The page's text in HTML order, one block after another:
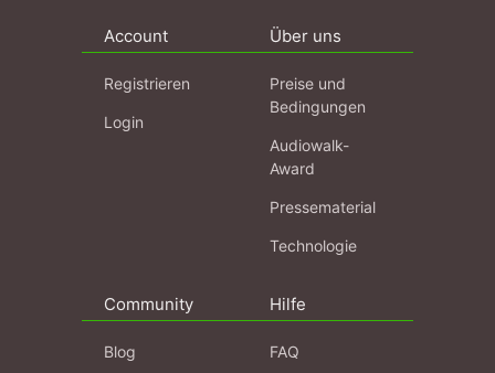
Account
Registrieren
Login
Über uns
Preise und
Bedingungen
Audiowalk-
Award
Pressematerial
Technologie
Community
Blog
Hilfe
FAQ